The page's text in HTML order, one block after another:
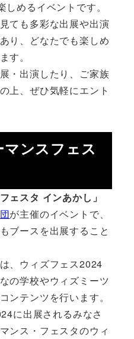
めるイベントです。
ても多彩な出展や出演
り、どなたでも楽しめ
ます。
出演したり、ご家族
上、ぜひ気軽にエント
ンスフェス
ェスタ インあかし」
が主催のイベントで、
ブースを出展すること
、ウィズフェス2024
の学校やウィズミーツ
ンテンツを行います。
に出展されるみなさ
ンス・フェスタのウィ